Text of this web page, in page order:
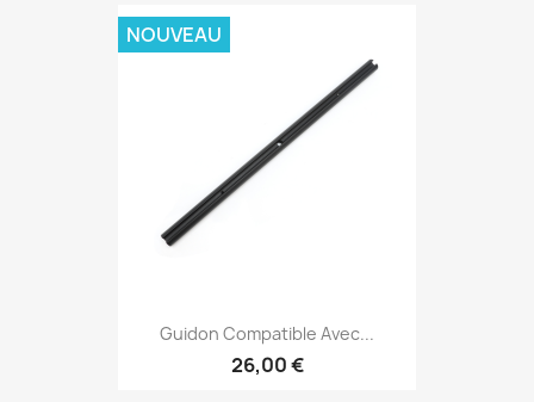
Guidon Compatible Avec...
26,00 €
NOUVEAU